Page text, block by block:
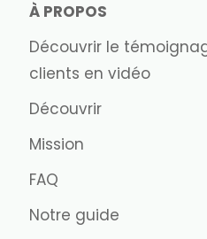
À PROPOS
Découvrir le
clients en vidéo
Découvrir
Mission
FAQ
Notre guide